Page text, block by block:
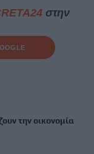
στην
την οικονομία